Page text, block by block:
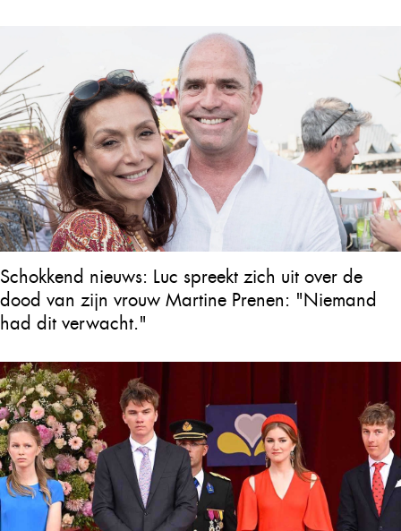
Schokkend nieuws: Luc spreekt zich uit over de
dood van zijn vrouw Martine Prenen: "Niemand
had dit verwacht."